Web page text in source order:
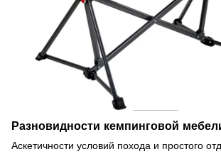
Разновидности кемпинговой
Аскетичности условий похода и простого